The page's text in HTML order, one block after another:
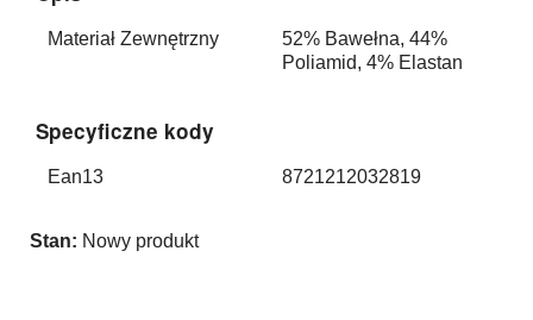
Materiał Zewnętrzny
52% Bawełna, 44%
Poliamid, 4% Elastan
Specyficzne kody
Ean13 8721212032819
Stan: Nowy produkt